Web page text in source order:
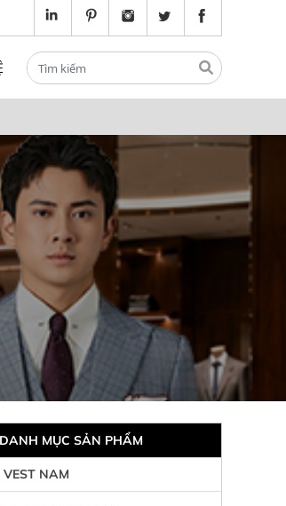
DANH MỤC SẢN PHẨM
VEST NAM